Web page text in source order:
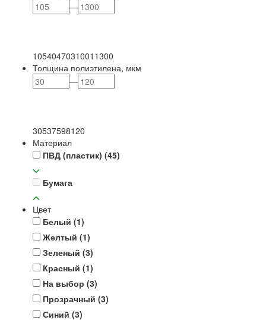
—
1054047031001 1300
Толщина полиэтилена, мкм
—
30537598120
Материал
ПВД (пластик) (45)
Бумага
Цвет
Белый (1)
Желтый (1)
Зеленый (3)
Красный (1)
На выбор (3)
Прозрачный (3)
Синий (3)